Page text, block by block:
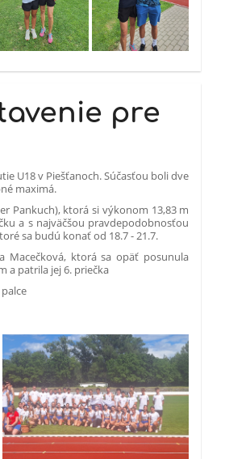
pre
U18 v Piešťanoch. Súčasťou boli dve
maximá.
Pankuch), ktorá si výkonom 13,83 m
a s najväčšou pravdepodobnosťou
sa budú konať od 18.7 - 21.7.
Macečková, ktorá sa opäť posunula
a patrila jej 6. priečka